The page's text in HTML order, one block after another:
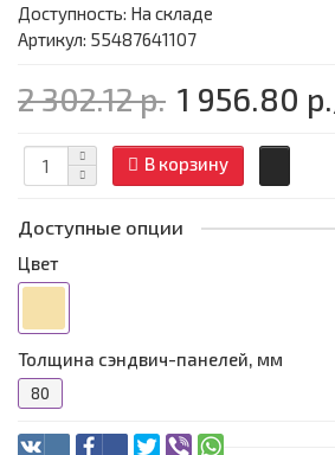
Доступность: На складе
Артикул: 55487641107
2 302.12 р. 1 956.80 р.
В корзину
Доступные опции
Цвет
Толщина сэндвич-панелей, мм
80